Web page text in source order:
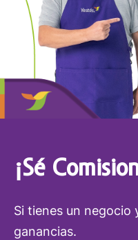
¡Sé
Si tienes un negocio
ganancias.